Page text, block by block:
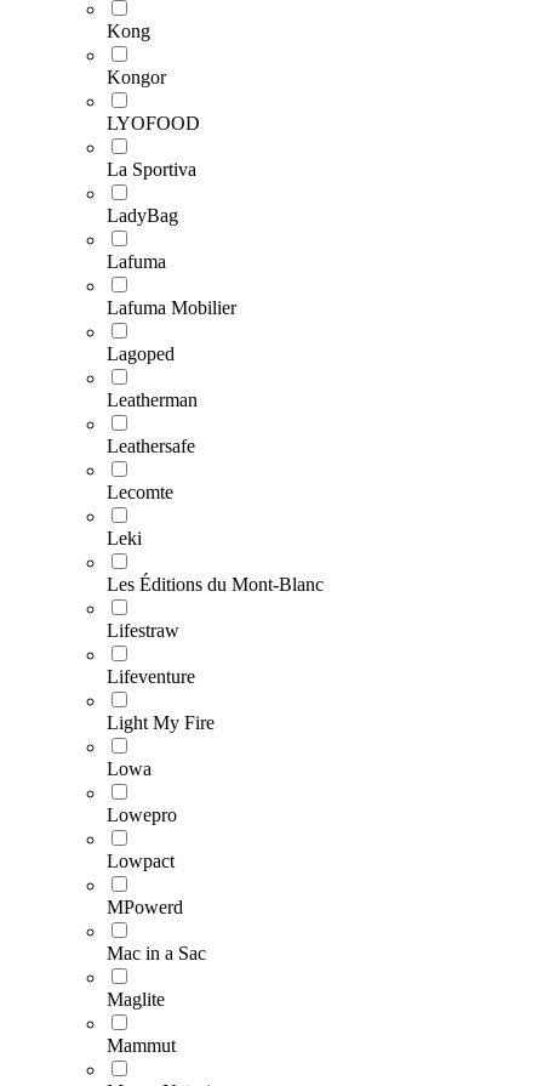
Kong
Kongor
LYOFOOD
La Sportiva
LadyBag
Lafuma
Lafuma Mobilier
Lagoped
Leatherman
Leathersafe
Lecomte
Leki
Les Éditions du Mont-Blanc
Lifestraw
Lifeventure
Light My Fire
Lowa
Lowepro
Lowpact
MPowerd
Mac in a Sac
Maglite
Mammut